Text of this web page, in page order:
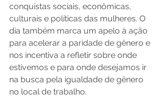
conquistas sociais, econômicas,
culturais e políticas das mulheres. O
dia também marca um apelo à ação
para acelerar a paridade de gênero e
nos incentiva a refletir sobre onde
estivemos e para onde desejamos ir
na busca pela igualdade de gênero
no local de trabalho.